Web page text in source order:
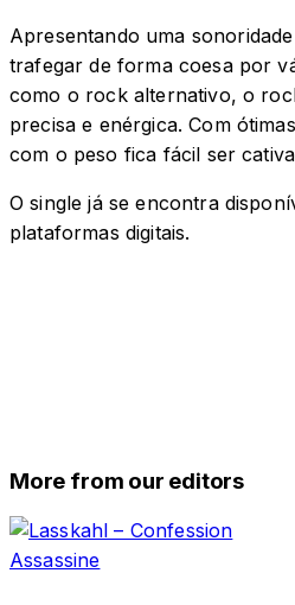
Apresentando uma
trafegar de forma coesa por
como o rock alternativo, o
precisa e enérgica. Com
com o peso fica fácil ser
O single já se encontra
plataformas digitais.
More from our editors